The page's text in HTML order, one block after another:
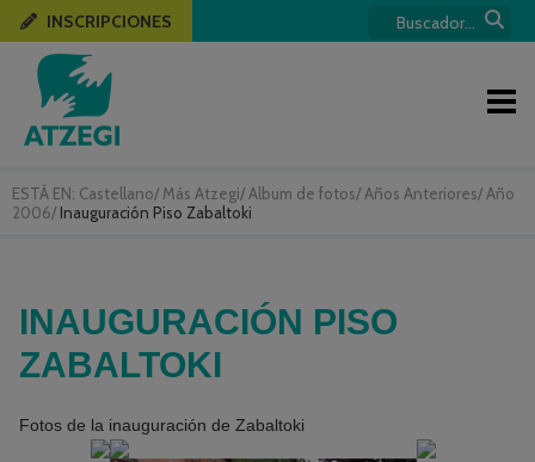
ESTÁ EN: Castellano/ Más Atzegi/ Album de fotos/ Años Anteriores/ Año
2006/ Inauguración Piso Zabaltoki
INSCRIPCIONES
INAUGURACIÓN PISO
ZABALTOKI
Fotos de la inauguración de Zabaltoki